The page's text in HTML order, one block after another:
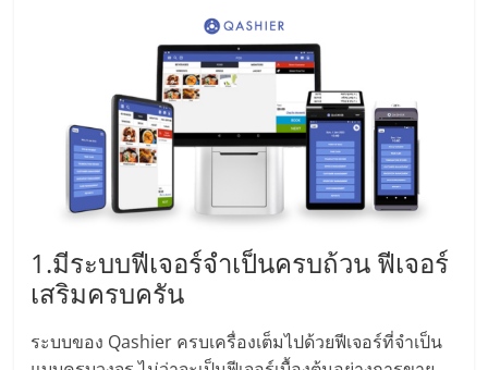
แฟ
รน
ไชส์
แฟ
1.มีระบบฟีเจอร์จำเป็นครบถ้วน ฟีเจอร์
เสริมครบครัน
ระบบของ Qashier ครบเครื่องเต็มไปด้วยฟีเจอร์ที่จำเป็น